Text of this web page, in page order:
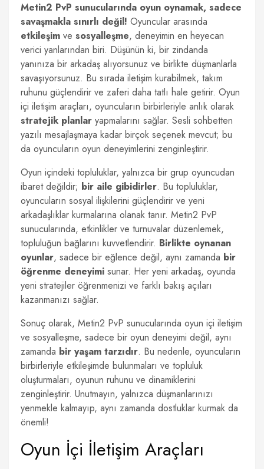
Metin2 PvP sunucularında oyun oynamak, sadece
savaşmakla sınırlı değil! Oyuncular arasında
etkileşim ve sosyalleşme, deneyimin en heyecan
verici yanlarından biri. Düşünün ki, bir zindanda
yanınıza bir arkadaş alıyorsunuz ve birlikte düşmanlarla
savaşıyorsunuz. Bu sırada iletişim kurabilmek, takım
ruhunu güçlendirir ve zaferi daha tatlı hale getirir. Oyun
içi iletişim araçları, oyuncuların birbirleriyle anlık olarak
stratejik planlar yapmalarını sağlar. Sesli sohbetten
yazılı mesajlaşmaya kadar birçok seçenek mevcut; bu
da oyuncuların oyun deneyimlerini zenginleştirir.
Oyun içindeki topluluklar, yalnızca bir grup oyuncudan
ibaret değildir; bir aile gibidirler. Bu topluluklar,
oyuncuların sosyal ilişkilerini güçlendirir ve yeni
arkadaşlıklar kurmalarına olanak tanır. Metin2 PvP
sunucularında, etkinlikler ve turnuvalar düzenlemek,
topluluğun bağlarını kuvvetlendirir. Birlikte oynanan
oyunlar, sadece bir eğlence değil, aynı zamanda bir
öğrenme deneyimi sunar. Her yeni arkadaş, oyunda
yeni stratejiler öğrenmenizi ve farklı bakış açıları
kazanmanızı sağlar.
Sonuç olarak, Metin2 PvP sunucularında oyun içi iletişim
ve sosyalleşme, sadece bir oyun deneyimi değil, aynı
zamanda bir yaşam tarzıdır. Bu nedenle, oyuncuların
birbirleriyle etkileşimde bulunmaları ve topluluk
oluşturmaları, oyunun ruhunu ve dinamiklerini
zenginleştirir. Unutmayın, yalnızca düşmanlarınızı
yenmekle kalmayıp, aynı zamanda dostluklar kurmak da
önemli!
Oyun İçi İletişim Araçları